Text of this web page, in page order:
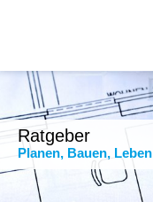
Ratgeber
Planen, Bauen, Leben